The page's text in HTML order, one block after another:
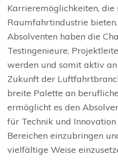
Karrieremöglichkeiten,
Raumfahrtindustrie
Absolventen haben die
Testingenieure,
werden und somit aktiv
Zukunft der
breite Palette an
ermöglicht es den
für Technik und
Bereichen einzubringen
vielfältige Weise